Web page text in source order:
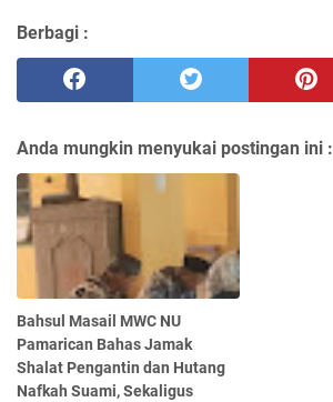
Berbagi :
Anda mungkin menyukai postingan ini :
Bahsul Masail MWC NU
Pamarican Bahas Jamak
Shalat Pengantin dan Hutang
Nafkah Suami, Sekaligus